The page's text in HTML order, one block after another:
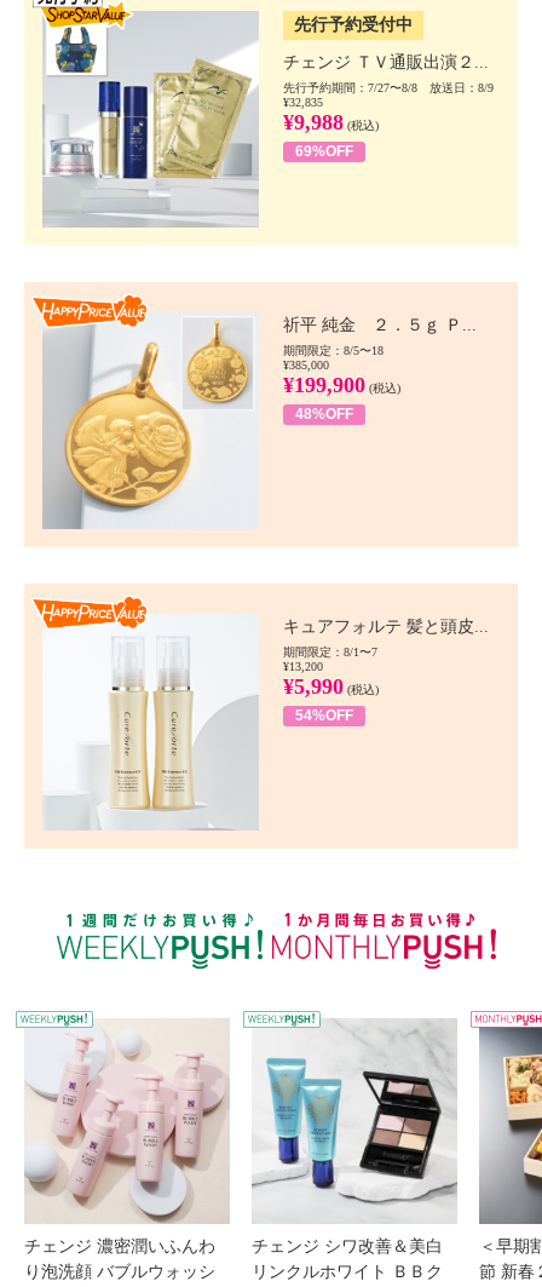
先行予約受付中
チェンジ ＴＶ通販出演２...
先行予約期間：7/27〜8/8 放送日：8/9
¥32,835
¥9,988 (税込)
69%OFF
祈平 純金 ２．５ｇ Ｐ...
期間限定：8/5〜18
¥385,000
¥199,900 (税込)
48%OFF
キュアフォルテ 髪と頭皮...
期間限定：8/1〜7
¥13,200
¥5,990 (税込)
54%OFF
WEEKLY PUSH
チェンジ 濃密潤いふんわ
り泡洗顔 バブルウォッシ
チェンジ シワ改善＆美白
リンクルホワイト ＢＢク
＜早期
節 新春